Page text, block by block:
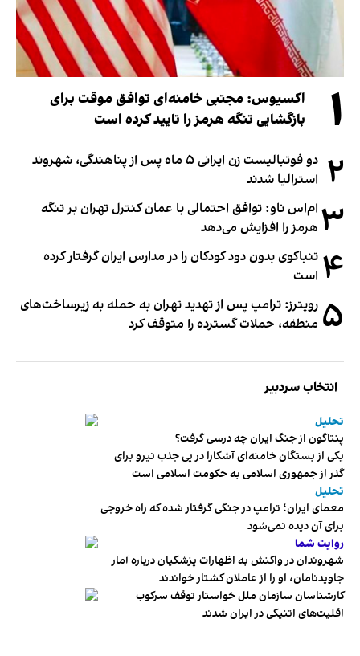
۱
اکسیوس: مجتبی خامنه‌ای توافق موقت برای
بازگشایی تنگه هرمز را تایید کرده است
۲
دو فوتبالیست زن ایرانی ۵ ماه پس از پناهندگی، شهروند
استرالیا شدند
۳ ام‌اس ناو: توافق احتمالی با عمان کنترل تهران بر تنگه
هرمز را افزایش می‌دهد
۴ تنباکوی بدون دود کودکان را در مدارس ایران گرفتار کرده
است
۵ رویترز: ترامپ پس از تهدید تهران به حمله به زیرساخت‌های
منطقه، حملات گسترده را متوقف کرد
انتخاب سردبیر
تحلیل
پنتاگون از جنگ ایران چه درسی گرفت؟
یکی از بستگان خامنه‌ای آشکارا در پی جذب نیرو برای
گذر از جمهوری اسلامی به حکومت اسلامی است
تحلیل
معمای ایران؛ ترامپ در جنگی گرفتار شده که راه خروجی
برای آن دیده نمی‌شود
روایت شما
شهروندان در واکنش به اظهارات پزشکیان درباره آمار
جاویدنامان، او را از عاملان کشتار خواندند
کارشناسان سازمان ملل خواستار توقف سرکوب
اقلیت‌های اتنیکی در ایران شدند